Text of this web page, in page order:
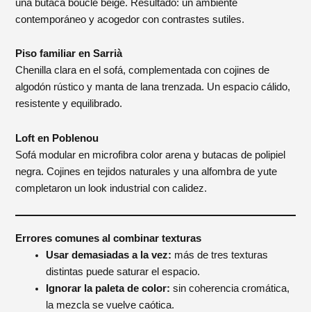
una butaca bouclé beige. Resultado: un ambiente
contemporáneo y acogedor con contrastes sutiles.
Piso familiar en Sarrià
Chenilla clara en el sofá, complementada con cojines de
algodón rústico y manta de lana trenzada. Un espacio cálido,
resistente y equilibrado.
Loft en Poblenou
Sofá modular en microfibra color arena y butacas de polipiel
negra. Cojines en tejidos naturales y una alfombra de yute
completaron un look industrial con calidez.
Errores comunes al combinar texturas
Usar demasiadas a la vez: más de tres texturas
distintas puede saturar el espacio.
Ignorar la paleta de color: sin coherencia cromática,
la mezcla se vuelve caótica.